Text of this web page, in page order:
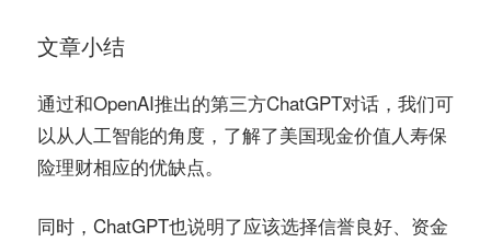
文章小结
通过和OpenAI推出的第三方ChatGPT对话，我们可
以从人工智能的角度，了解了美国现金价值人寿保
险理财相应的优缺点。
同时，ChatGPT也说明了应该选择信誉良好、资金